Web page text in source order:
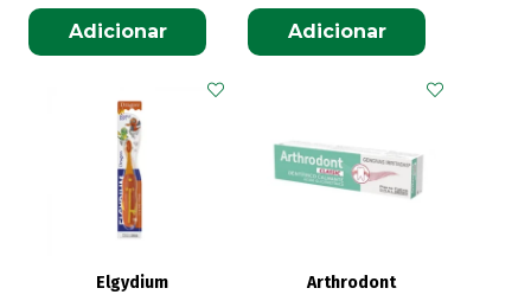
Adicionar Adicionar
Elgydium Arthrodont